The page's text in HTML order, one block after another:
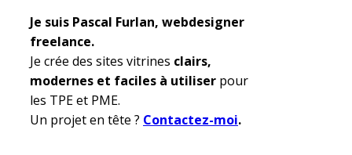
Je suis Pascal Furlan, webdesigner
freelance.
Je crée des sites vitrines clairs,
modernes et faciles à utiliser pour
les TPE et PME.
Un projet en tête ? Contactez-moi.